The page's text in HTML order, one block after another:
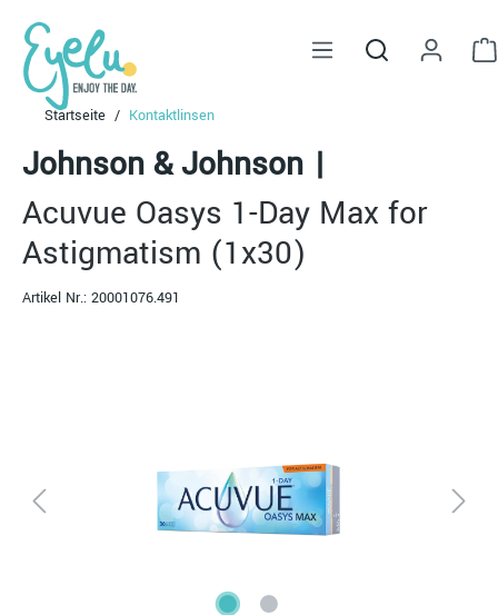
springen
Startseite Kontaktlinsen
Johnson & Johnson |
Acuvue Oasys 1-Day Max for
Astigmatism (1x30)
Artikel Nr.: 20001076.491